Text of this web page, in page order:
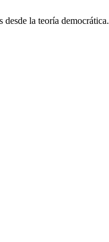
la teoría democrática.